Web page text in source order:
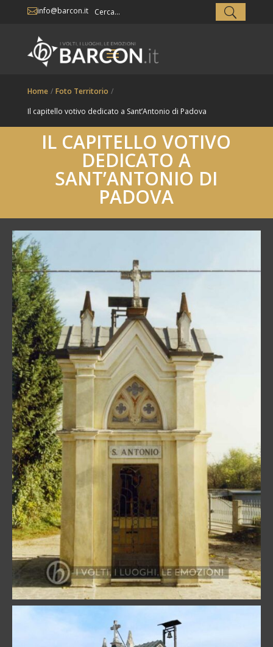
info@barcon.it
Home / Foto Territorio /
Il capitello votivo dedicato a Sant’Antonio di Padova
IL CAPITELLO VOTIVO
DEDICATO A
SANT’ANTONIO DI
PADOVA